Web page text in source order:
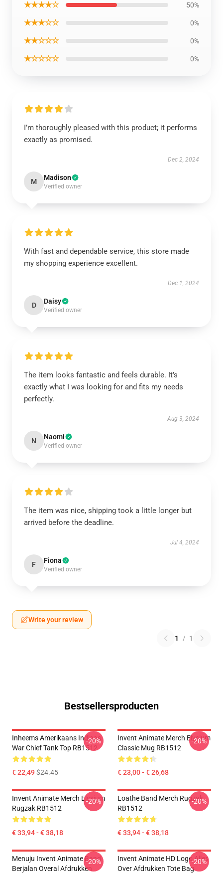
★★★★☆ 50%
★★★☆☆ 0%
★★☆☆☆ 0%
★☆☆☆☆ 0%
I’m thoroughly pleased with this product; it performs
exactly as promised.
Dec 2, 2024
M Madison
Verified owner
With fast and dependable service, this store made
my shopping experience excellent.
Dec 1, 2024
D Daisy
Verified owner
The item looks fantastic and feels durable. It’s
exactly what I was looking for and fits my needs
perfectly.
Aug 3, 2024
N Naomi
Verified owner
The item was nice, shipping took a little longer but
arrived before the deadline.
Jul 4, 2024
F Fiona
Verified owner
Write your review
1 / 1
Bestsellersproducten
Inheems Amerikaans Indiaas:
War Chief Tank Top RB1512
€ 22,49$24.45
-20%
Invent Animate Merch Elysium
Classic Mug RB1512
€ 23,00 - € 26,68
-20%
Invent Animate Merch Elysium
Rugzak RB1512
€ 33,94 - € 38,18
-20%
Loathe Band Merch Rugzak
RB1512
€ 33,94 - € 38,18
-20%
Menuju Invent Animate Band
Berjalan Overal Afdrukken
-20%
Invent Animate HD Logo Alles
Over Afdrukken Tote Bag
-20%